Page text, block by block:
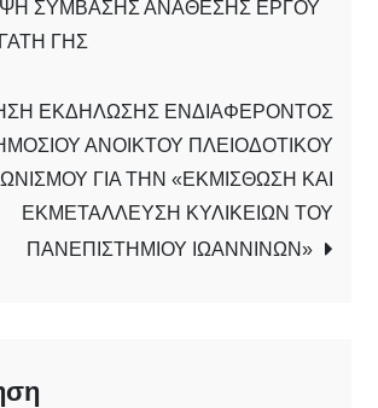
ΣΥΜΒΑΣΗΣ ΑΝΑΘΕΣΗΣ ΕΡΓΟΥ
ΓΗΣ
ΕΚΔΗΛΩΣΗΣ ΕΝΔΙΑΦΕΡΟΝΤΟΣ
ΑΝΟΙΚΤΟΥ ΠΛΕΙΟΔΟΤΙΚΟΥ
ΓΙΑ ΤΗΝ «ΕΚΜΙΣΘΩΣΗ ΚΑΙ
ΕΚΜΕΤΑΛΛΕΥΣΗ ΚΥΛΙΚΕΙΩΝ ΤΟΥ
ΠΑΝΕΠΙΣΤΗΜΙΟΥ ΙΩΑΝΝΙΝΩΝ»